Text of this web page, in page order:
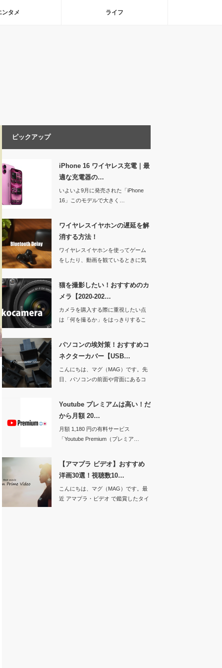
ンタメ ライフ
ピックアップ
iPhone 16 ワイヤレス充電｜最
適な充電器の…
いよいよ9月に発売された「iPhone
16」このモデルで大きく…
ワイヤレスイヤホンの遅延を解
消する方法！
ワイヤレスイヤホンを使ってゲーム
をしたり、動画を観ているときに気
猫を撮影したい！おすすめのカ
メラ【2020-202…
カメラを購入する際に重視したい点
は「何を撮るか」をはっきりするこ
パソコンの埃対策！おすすめコ
ネクターカバー【USB…
こんにちは、マグ（MAG）です。先
日、パソコンの前面や背面にあるコ
Youtube プレミアムは高い！だ
から月額 20…
月額 1,180 円の有料サービス
「Youtube Premium（プレミア…
【アマプラ ビデオ】おすすめ
洋画30選！視聴数10…
こんにちは、マグ（MAG）です。最
近 アマプラ・ビデオ で鑑賞したタイ